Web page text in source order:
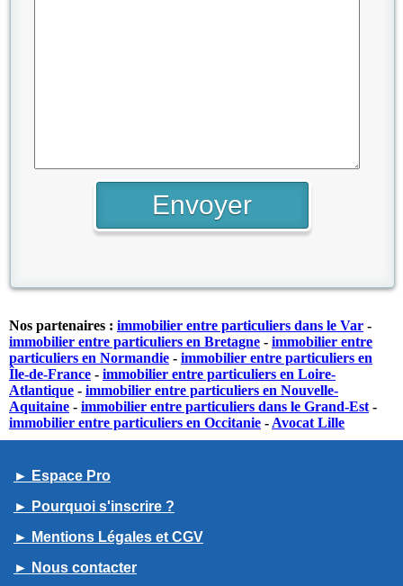
Nos partenaires : immobilier entre particuliers dans le Var -
immobilier entre particuliers en Bretagne - immobilier entre
particuliers en Normandie - immobilier entre particuliers en
Île-de-France - immobilier entre particuliers en Loire-
Atlantique - immobilier entre particuliers en Nouvelle-
Aquitaine - immobilier entre particuliers dans le Grand-Est -
immobilier entre particuliers en Occitanie - Avocat Lille
► Espace Pro
► Pourquoi s'inscrire ?
► Mentions Légales et CGV
► Nous contacter